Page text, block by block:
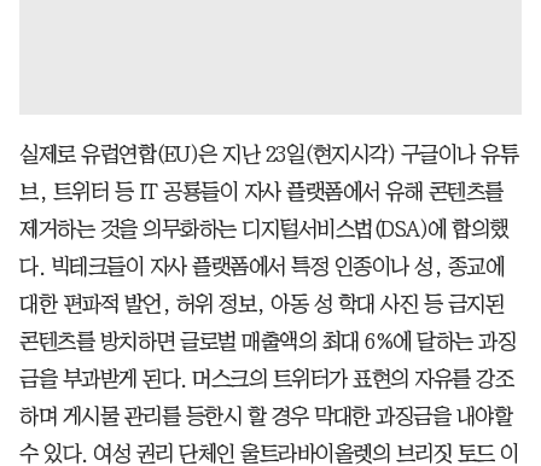
실제로 유럽연합(EU)은 지난 23일(현지시각) 구글이나 유튜
브, 트위터 등 IT 공룡들이 자사 플랫폼에서 유해 콘텐츠를
제거하는 것을 의무화하는 디지털서비스법(DSA)에 합의했
다. 빅테크들이 자사 플랫폼에서 특정 인종이나 성, 종교에
대한 편파적 발언, 허위 정보, 아동 성 학대 사진 등 금지된
콘텐츠를 방치하면 글로벌 매출액의 최대 6%에 달하는 과징
금을 부과받게 된다. 머스크의 트위터가 표현의 자유를 강조
하며 게시물 관리를 등한시 할 경우 막대한 과징금을 내야할
수 있다. 여성 권리 단체인 울트라바이올렛의 브리짓 토드 이